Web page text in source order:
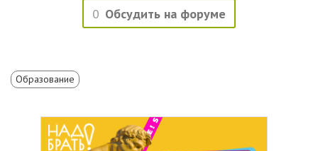
0 Обсудить на форуме
Образование